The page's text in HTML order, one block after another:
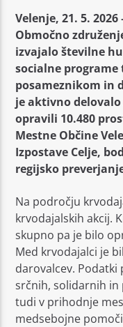
No titles available
Velenje, 21. 5.
Območno
izvajalo številne
socialne
posameznikom in
je aktivno
opravili 10.480
Mestne Občine
Izpostave Celje,
regijsko
Na področju
krvodajalskih akcij.
skupno pa je bilo
Med krvodajalci je
darovalcev.
srčnih, solidarnih in
tudi v prihodnje
medsebojne